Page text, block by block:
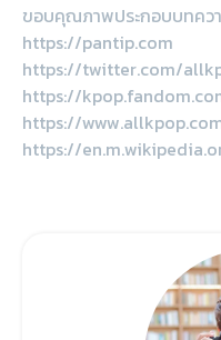
ขอบคุณภาพประกอบบทคว
https://pantip.com
https://twitter.com/
https://
https://
https://